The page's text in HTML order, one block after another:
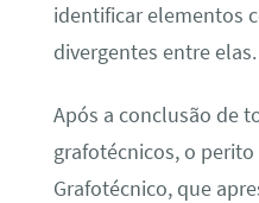
identificar elementos
divergentes entre elas.
Após a conclusão de
grafotécnicos, o
Grafotécnico, que